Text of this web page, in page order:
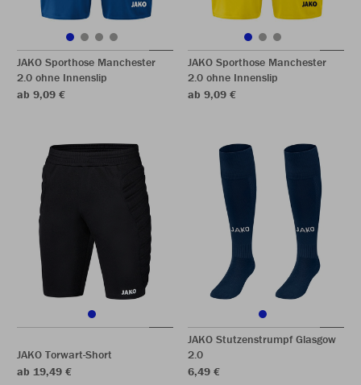
JAKO Sporthose Manchester
2.0 ohne Innenslip
ab 9,09 €
JAKO Sporthose Manchester
2.0 ohne Innenslip
ab 9,09 €
JAKO Torwart-Short
ab 19,49 €
JAKO Stutzenstrumpf Glasgow
2.0
6,49 €